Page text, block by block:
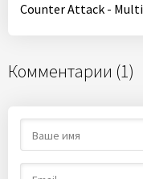
Комментарии (1)